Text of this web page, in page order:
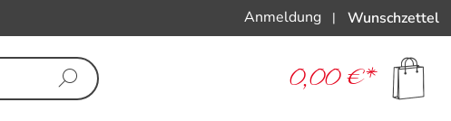
Anmeldung | Wunschzettel
0,00 €*